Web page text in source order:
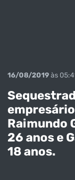
16/08/2019às
Raimundo
26 anos e
18 anos.